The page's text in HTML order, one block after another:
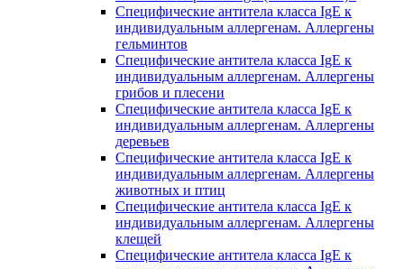
Специфические антитела класса IgE к
индивидуальным аллергенам. Аллергены
гельминтов
Специфические антитела класса IgE к
индивидуальным аллергенам. Аллергены
грибов и плесени
Специфические антитела класса IgE к
индивидуальным аллергенам. Аллергены
деревьев
Специфические антитела класса IgE к
индивидуальным аллергенам. Аллергены
животных и птиц
Специфические антитела класса IgE к
индивидуальным аллергенам. Аллергены
клещей
Специфические антитела класса IgE к